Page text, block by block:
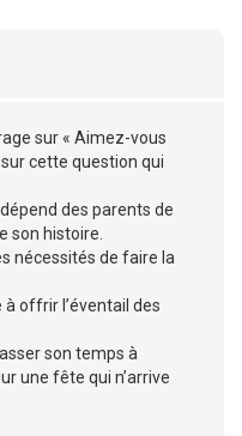
sur « Aimez-vous
cette question qui
des parents de
son histoire.
nécessités de faire la
à offrir l’éventail des
son temps à
une fête qui n’arrive